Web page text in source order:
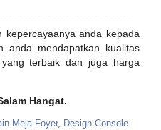
kepercayaanya anda kepada
anda mendapatkan kualitas
yang terbaik dan juga harga
Hangat.
Meja Foyer, Design Console